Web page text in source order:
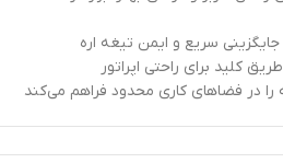
سریع و ایمن تیغه اره
کلید برای راحتی اپراتور
را در فضاهای کاری محدود فراهم می‌کند